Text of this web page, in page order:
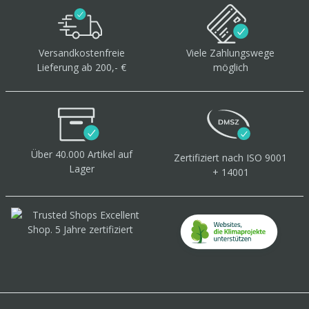
Versandkostenfreie
Lieferung ab 200,- €
Viele Zahlungswege
möglich
Über 40.000 Artikel auf
Lager
Zertifiziert nach ISO 9001
+ 14001